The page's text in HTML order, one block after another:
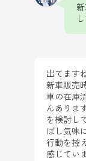
出てますね
新車販売
車の在庫
んありま
を検討し
ばし気味
行動を控
感じてい